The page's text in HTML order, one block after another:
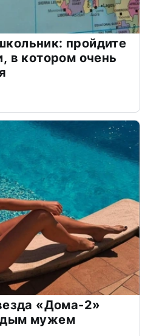
пройдите
в котором очень
«Дома-2»
мужем